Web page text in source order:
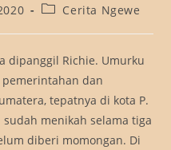
PostCerita Ngewe
dipanggil Richie. Umurku
dan
tepatnya di kota P.
menikah selama tiga
diberi momongan. Di